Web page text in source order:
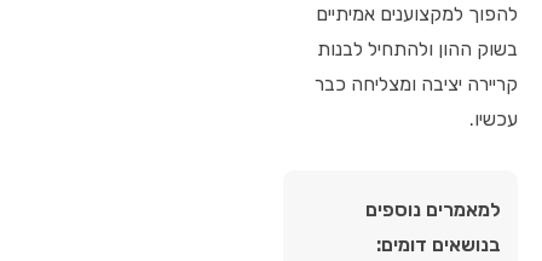
להפוך למקצוענים אמיתיים
בשוק ההון ולהתחיל לבנות
קריירה יציבה ומצליחה כבר
עכשיו.
למאמרים נוספים
בנושאים דומים: